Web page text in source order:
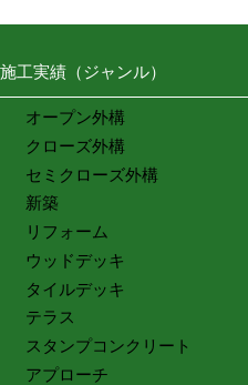
施工実績（ジャンル）
オープン外構
クローズ外構
セミクローズ外構
新築
リフォーム
ウッドデッキ
タイルデッキ
テラス
スタンプコンクリート
アプローチ